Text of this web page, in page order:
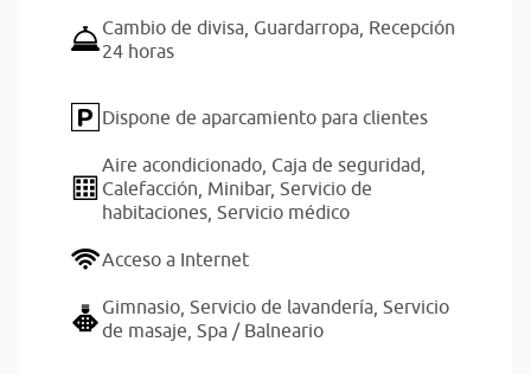
Cambio de divisa, Guardarropa, Recepción
24 horas
Dispone de aparcamiento para clientes
Aire acondicionado, Caja de seguridad,
Calefacción, Minibar, Servicio de
habitaciones, Servicio médico
Acceso a Internet
Gimnasio, Servicio de lavandería, Servicio
de masaje, Spa / Balneario